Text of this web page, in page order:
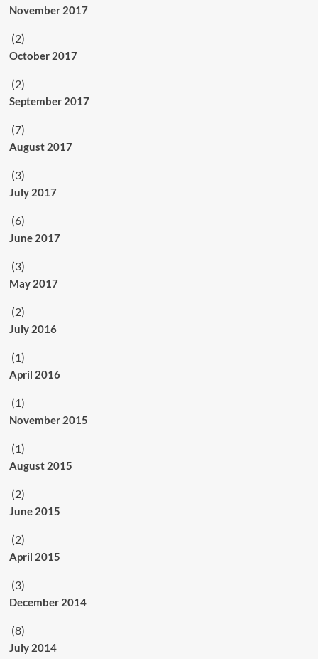
November 2017
(2)
October 2017
(2)
September 2017
(7)
August 2017
(3)
July 2017
(6)
June 2017
(3)
May 2017
(2)
July 2016
(1)
April 2016
(1)
November 2015
(1)
August 2015
(2)
June 2015
(2)
April 2015
(3)
December 2014
(8)
July 2014